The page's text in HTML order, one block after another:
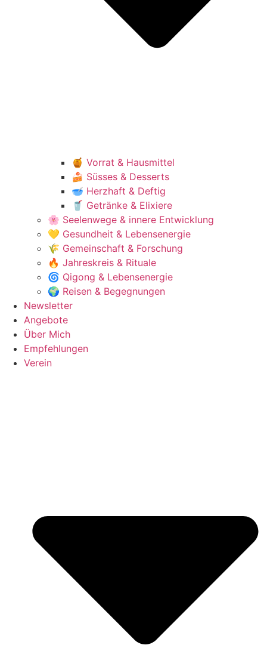
🍯 Vorrat & Hausmittel
🍰 Süsses & Desserts
🥣 Herzhaft & Deftig
🥤 Getränke & Elixiere
🌸 Seelenwege & innere Entwicklung
💛 Gesundheit & Lebensenergie
🌾 Gemeinschaft & Forschung
🔥 Jahreskreis & Rituale
🌀 Qigong & Lebensenergie
🌍 Reisen & Begegnungen
Newsletter
Angebote
Über Mich
Empfehlungen
Verein